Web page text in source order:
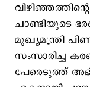
ചാണ്ടിയുടെ
മുഖ്യമന്ത്രി
സംസാരിച്ച
പേരെടുത്ത്